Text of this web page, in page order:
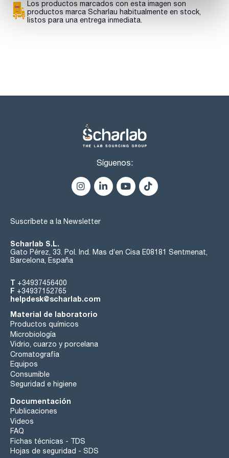
core-shell incluye más de 200 columnas y precolumnas con
diferente funcionalización de sílice, diámetro interno y
dimensiones.
Los productos marcados con esta imagen son
productos marca Scharlau habitualmente en stock,
listos para una entrega inmediata.
Síguenos:
Suscríbete a la Newsletter
Scharlab S.L.
Gato Pérez, 33. Pol. Ind. Mas d’en Cisa E08181 Sentmenat,
Barcelona, España
T +34937456400
F +34937152765
helpdesk@scharlab.com
Material de laboratorio
Productos químicos
Microbiología
Vidrio, cuarzo y porcelana
Cromatografía
Equipos
Consumible
Seguridad e higiene
Documentación
Publicaciones
Videos
FAQ
Fichas técnicas - TDS
Hojas de seguridad - SDS